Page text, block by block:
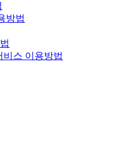
방법
비스 이용방법